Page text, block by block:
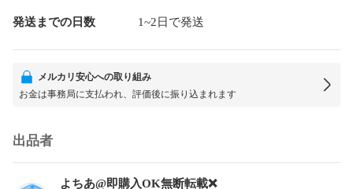
発送までの日数 1~2日で発送
メルカリ安心への取り組み
お金は事務局に支払われ、評価後に振り込まれます
出品者
よちあ@即購入OK無断転載❌